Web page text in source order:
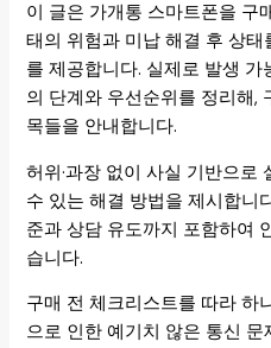
이 글은 가개통 스마트폰을 구
태의 위험과 미납 해결 후 상
를 제공합니다. 실제로 발생
의 단계와 우선순위를 정리해,
목들을 안내합니다.
허위·과장 없이 사실 기반으로
수 있는 해결 방법을 제시합니
준과 상담 유도까지 포함하여
습니다.
구매 전 체크리스트를 따라 하
으로 인한 예기치 않은 통신